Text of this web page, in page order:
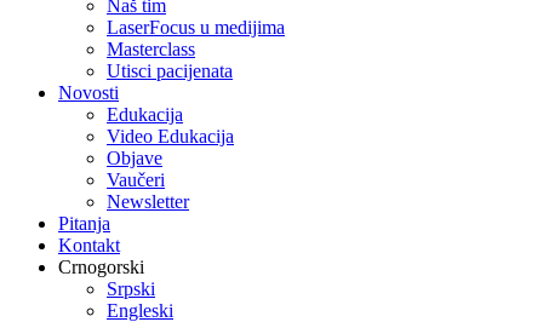
Naš tim
LaserFocus u medijima
Masterclass
Utisci pacijenata
Novosti
Edukacija
Video Edukacija
Objave
Vaučeri
Newsletter
Pitanja
Kontakt
Crnogorski
Srpski
Engleski